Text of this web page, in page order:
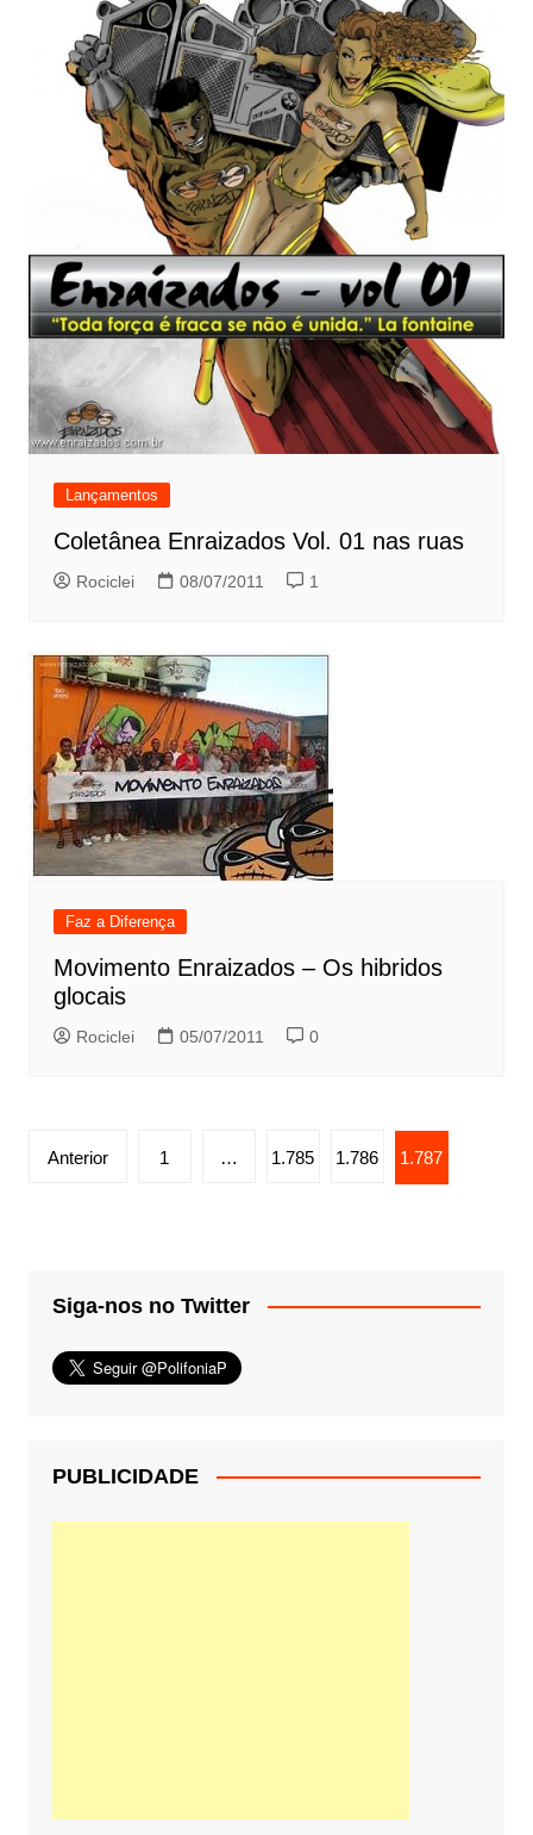
Lançamentos
Coletânea Enraizados Vol. 01 nas ruas
Rociclei 08/07/2011 1
Faz a Diferença
Movimento Enraizados – Os hibridos
glocais
Rociclei 05/07/2011 0
Paginação
Anterior 1 … 1.785 1.786 1.787
Siga-nos no Twitter
PUBLICIDADE